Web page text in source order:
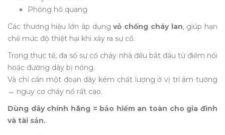
Phóng hồ quang
Các thương hiệu lớn áp dụngvỏ chống cháy lan, giúp hạn
chế mức độ thiệt hại khi xảy ra sự cố.
Trong thực tế, đa số sự cố cháy nhà đều bắt đầu từ điểm nối
hoặc đường dây bị nóng.
Và chỉ cần một đoạn dây kém chất lượng ở vị trí âm tường
→ nguy cơ cháy nổ rất cao.
Dùng dây chính hãng = bảo hiểm an toàn cho gia đình
và tài sản.